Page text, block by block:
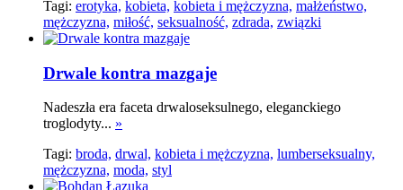
Tagi: erotyka, kobieta, kobieta i mężczyzna, małżeństwo,
mężczyzna, miłość, seksualność, zdrada, związki
Drwale kontra mazgaje
Nadeszła era faceta drwaloseksulnego, eleganckiego
troglodyty... »
Tagi: broda, drwal, kobieta i mężczyzna, lumberseksualny,
mężczyzna, moda, styl